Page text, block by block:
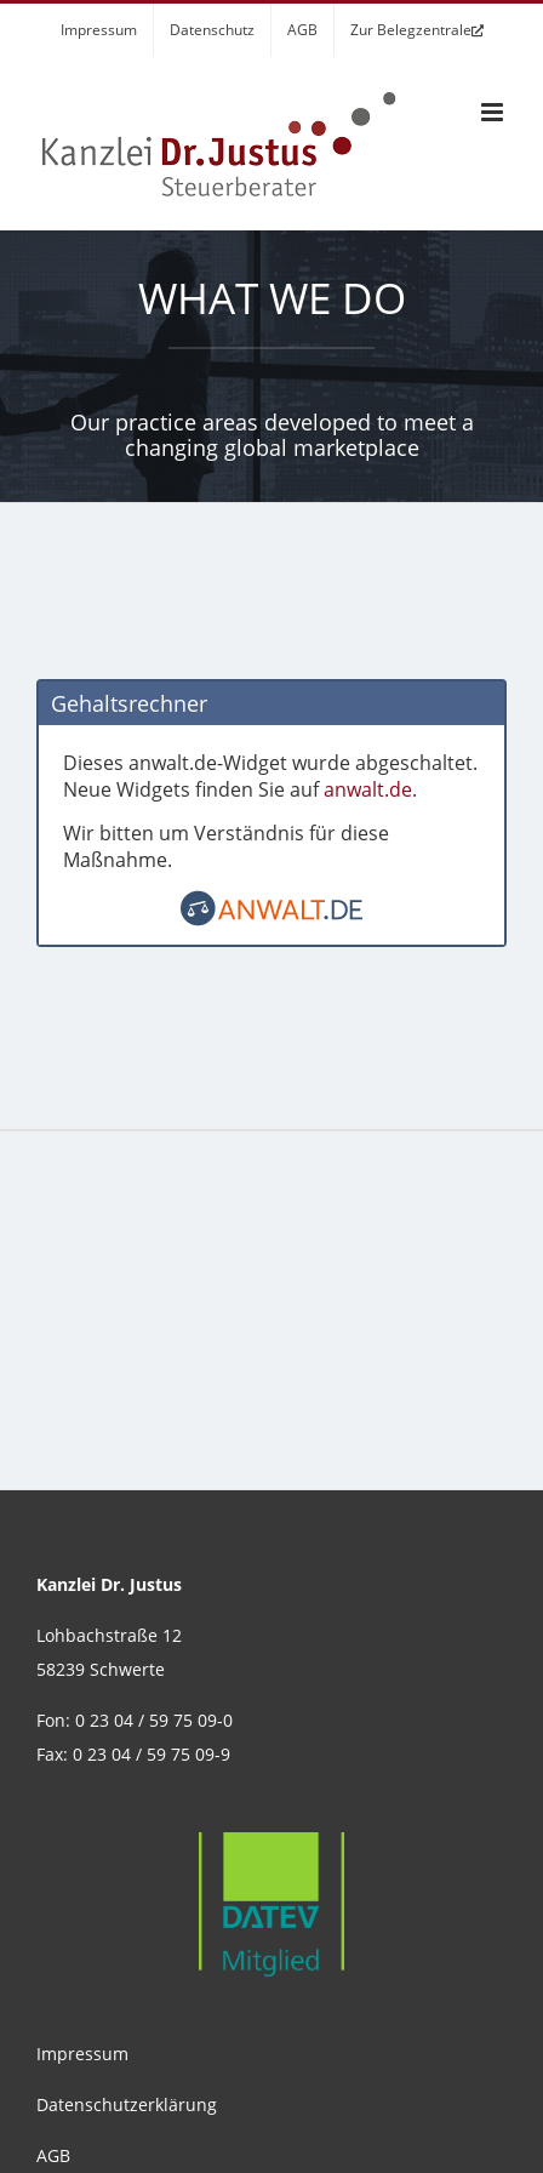
Impressum Datenschutz AGB Zur Belegzentrale
WHAT WE DO
Our practice areas developed to meet a
changing global marketplace
Gehaltsrechner
Dieses anwalt.de-Widget wurde abgeschaltet.
Neue Widgets finden Sie aufanwalt.de.
Wir bitten um Verständnis für diese
Maßnahme.
Kanzlei Dr. Justus
Lohbachstraße 12
58239 Schwerte
Fon: 0 23 04 / 59 75 09-0
Fax: 0 23 04 / 59 75 09-9
Impressum
Datenschutzerklärung
AGB